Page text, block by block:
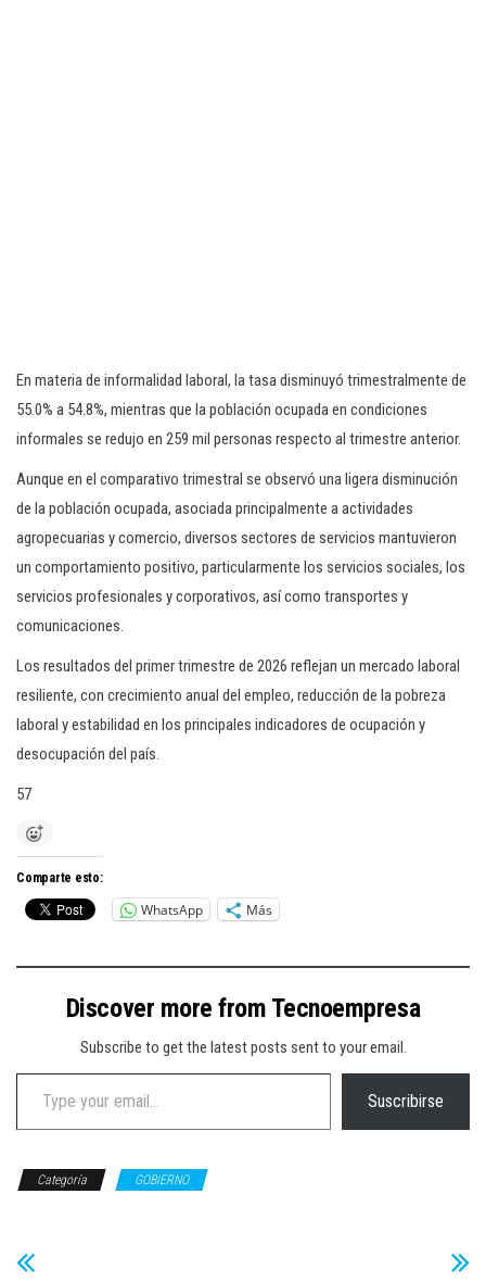
En materia de informalidad laboral, la tasa disminuyó trimestralmente de
55.0% a 54.8%, mientras que la población ocupada en condiciones
informales se redujo en 259 mil personas respecto al trimestre anterior.
Aunque en el comparativo trimestral se observó una ligera disminución
de la población ocupada, asociada principalmente a actividades
agropecuarias y comercio, diversos sectores de servicios mantuvieron
un comportamiento positivo, particularmente los servicios sociales, los
servicios profesionales y corporativos, así como transportes y
comunicaciones.
Los resultados del primer trimestre de 2026 reflejan un mercado laboral
resiliente, con crecimiento anual del empleo, reducción de la pobreza
laboral y estabilidad en los principales indicadores de ocupación y
desocupación del país.
57
Comparte esto:
WhatsApp Más
Discover more from Tecnoempresa
Subscribe to get the latest posts sent to your email.
Type your email…
Suscribirse
Categoría GOBIERNO